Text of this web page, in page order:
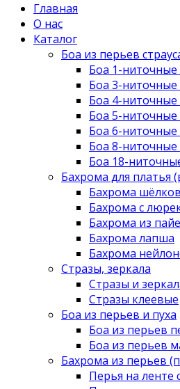
Главная
О нас
Каталог
Боа из перьев
Боа 1-ниточные
Боа 3-ниточные
Боа 4-ниточные
Боа 5-ниточные
Боа 6-ниточные
Боа 8-ниточные
Боа 18-
Бахрома для платья
Бахрома
Бахрома с
Бахрома из
Бахрома лапша
Бахрома
Стразы, зеркала
Стразы и
Стразы клеевые
Боа из перьев и пуха
Боа из перьев
Боа из перьев
Бахрома из перьев
Перья на ленте